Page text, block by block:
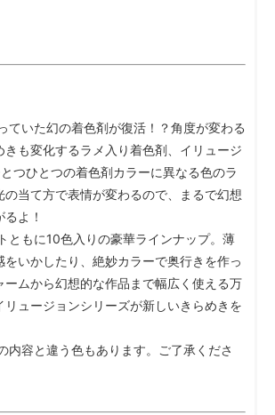
ていた幻の着色剤が復活！？角度が変わる
きも変化するラメ入り着色剤、イリュージ
つひとつの着色剤カラーに異なる色のラ
の当て方で表情が変わるので、まるで幻想
よ！
ともに10色入りの豪華ラインナップ。薄
をいかしたり、絶妙カラーで奥行きを作っ
ームから幻想的な作品まで幅広く使える万
リュージョンシリーズが新しいきらめきを
内容と違う色もあります。ご了承くださ